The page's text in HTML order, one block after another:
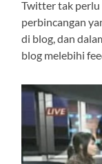
Twitter tak perlu
perbincangan
di blog, dan
blog melebihi